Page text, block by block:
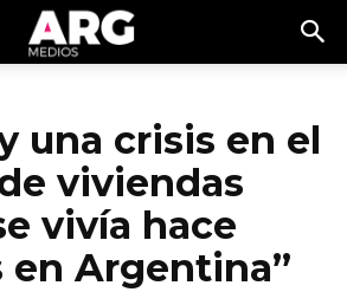
una crisis en el
viviendas
vivía hace
en Argentina”